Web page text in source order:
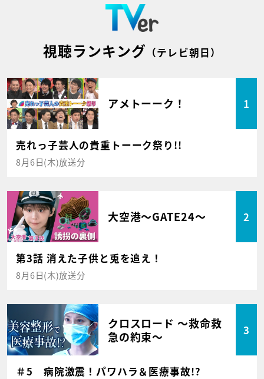
視聴ランキング （テレビ朝日）
アメトーーク！ 1
売れっ子芸人の貴重トーーク祭り!!
8月6日(木)放送分
大空港～GATE24～ 2
第3話 消えた子供と兎を追え！
8月6日(木)放送分
クロスロード ～救命救
急の約束～
3
＃5 病院激震！パワハラ＆医療事故!?